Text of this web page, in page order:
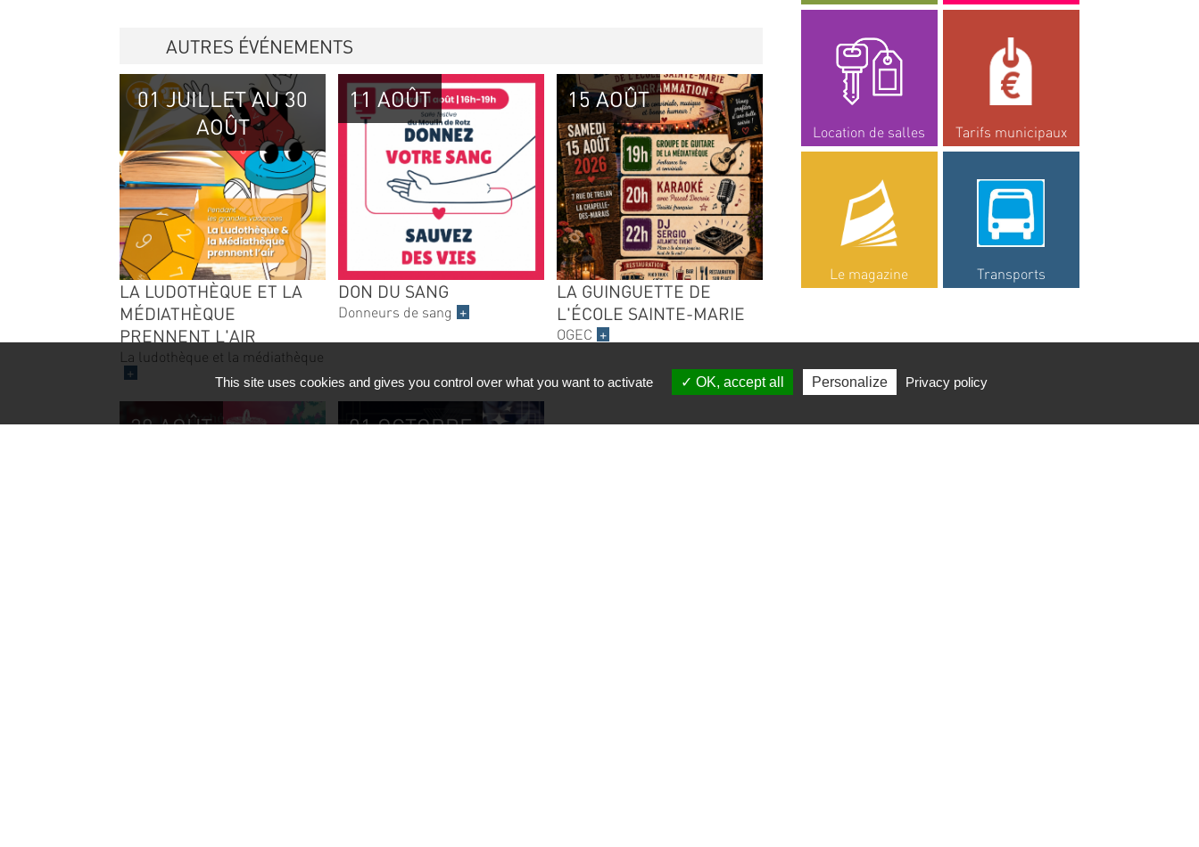
AUTRES ÉVÉNEMENTS
01 JUILLET AU 30
AOÛT
LA LUDOTHÈQUE ET LA
MÉDIATHÈQUE
PRENNENT L'AIR
La ludothèque et la médiathèque
+
11 AOÛT
DON DU SANG
Donneurs de sang +
15 AOÛT
LA GUINGUETTE DE
L'ÉCOLE SAINTE-MARIE
OGEC +
28 AOÛT 01 OCTOBRE
Location de salles Tarifs municipaux
Le magazine Transports
This site uses cookies and gives you control over what you want to activate OK, accept all Personalize Privacy policy